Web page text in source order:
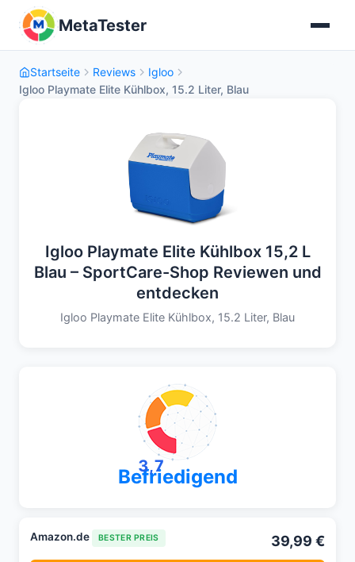
MetaTester
Startseite Reviews
Igloo
Igloo Playmate Elite Kühlbox, 15.2 Liter, Blau
Igloo Playmate Elite Kühlbox 15,2 L
Blau – SportCare-Shop Reviewen und
entdecken
Igloo Playmate Elite Kühlbox, 15.2 Liter, Blau
3,7
Befriedigend
Amazon.de BESTER PREIS 39,99 €